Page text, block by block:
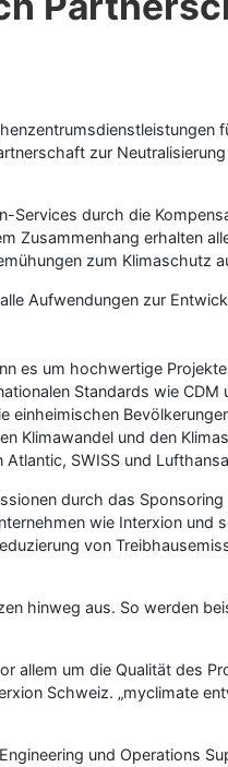
zur
durch die
Zusammenhang erhalten
zum Klimaschutz
Aufwendungen zur
es um hochwertige
Standards wie CDM
Klimawandel und den
SWISS und
durch das
wie Interxion und
von
hinweg aus. So werden
allem um die Qualität des
Schweiz. „myclimate
und Operations